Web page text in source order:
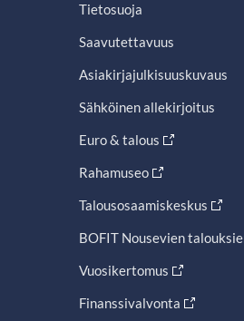
Tietosuoja
Saavutettavuus
Asiakirjajulkisuuskuvaus
Sähköinen allekirjoitus
Euro & talous
Rahamuseo
Talousosaamiskeskus
BOFIT Nousevien
Vuosikertomus
Finanssivalvonta